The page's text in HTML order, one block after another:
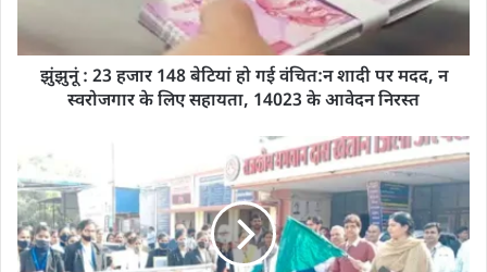
झुंझुनूं : 23 हजार 148 बेटियां हो गई वंचित:न शादी पर मदद, न
स्वरोजगार के लिए सहायता, 14023 के आवेदन निरस्त